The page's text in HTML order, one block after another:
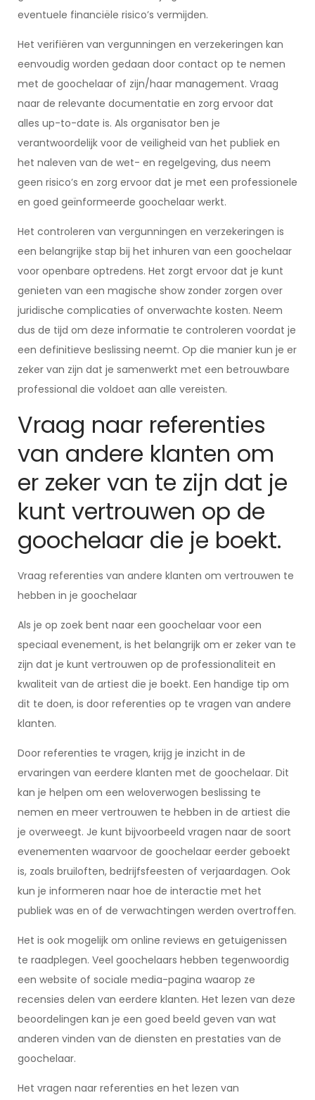
eventuele financiële risico’s vermijden.
Het verifiëren van vergunningen en verzekeringen kan
eenvoudig worden gedaan door contact op te nemen
met de goochelaar of zijn/haar management. Vraag
naar de relevante documentatie en zorg ervoor dat
alles up-to-date is. Als organisator ben je
verantwoordelijk voor de veiligheid van het publiek en
het naleven van de wet- en regelgeving, dus neem
geen risico’s en zorg ervoor dat je met een professionele
en goed geïnformeerde goochelaar werkt.
Het controleren van vergunningen en verzekeringen is
een belangrijke stap bij het inhuren van een goochelaar
voor openbare optredens. Het zorgt ervoor dat je kunt
genieten van een magische show zonder zorgen over
juridische complicaties of onverwachte kosten. Neem
dus de tijd om deze informatie te controleren voordat je
een definitieve beslissing neemt. Op die manier kun je er
zeker van zijn dat je samenwerkt met een betrouwbare
professional die voldoet aan alle vereisten.
Vraag naar referenties
van andere klanten om
er zeker van te zijn dat je
kunt vertrouwen op de
goochelaar die je boekt.
Vraag referenties van andere klanten om vertrouwen te
hebben in je goochelaar
Als je op zoek bent naar een goochelaar voor een
speciaal evenement, is het belangrijk om er zeker van te
zijn dat je kunt vertrouwen op de professionaliteit en
kwaliteit van de artiest die je boekt. Een handige tip om
dit te doen, is door referenties op te vragen van andere
klanten.
Door referenties te vragen, krijg je inzicht in de
ervaringen van eerdere klanten met de goochelaar. Dit
kan je helpen om een weloverwogen beslissing te
nemen en meer vertrouwen te hebben in de artiest die
je overweegt. Je kunt bijvoorbeeld vragen naar de soort
evenementen waarvoor de goochelaar eerder geboekt
is, zoals bruiloften, bedrijfsfeesten of verjaardagen. Ook
kun je informeren naar hoe de interactie met het
publiek was en of de verwachtingen werden overtroffen.
Het is ook mogelijk om online reviews en getuigenissen
te raadplegen. Veel goochelaars hebben tegenwoordig
een website of sociale media-pagina waarop ze
recensies delen van eerdere klanten. Het lezen van deze
beoordelingen kan je een goed beeld geven van wat
anderen vinden van de diensten en prestaties van de
goochelaar.
Het vragen naar referenties en het lezen van